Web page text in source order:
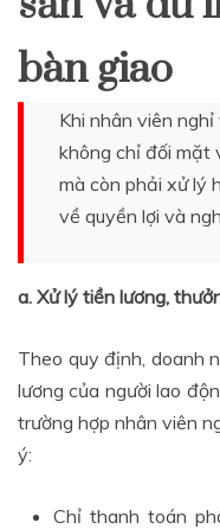
bàn giao
Khi nhân viên
không chỉ đối mặt
mà còn phải xử lý
về quyền lợi và
a. Xử lý tiền lương,
Theo quy định, doanh
lương của người lao
trường hợp nhân viên
ý:
Chỉ thanh toán